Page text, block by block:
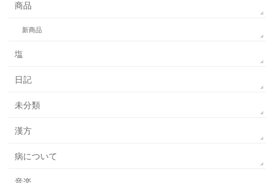
商品
新商品
塩
日記
未分類
漢方
病について